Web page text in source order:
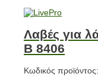
Λαβές για
Β 8406
Κωδικός προϊόντος: